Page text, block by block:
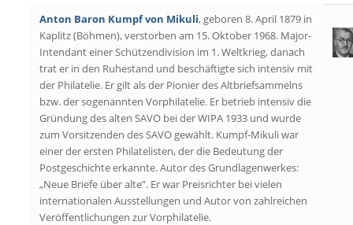
Anton Baron Kumpf von Mikuli, geboren 8. April 1879 in
Kaplitz (Böhmen), verstorben am 15. Oktober 1968. Major-
Intendant einer Schützendivision im 1. Weltkrieg, danach
trat er in den Ruhestand und beschäftigte sich intensiv mit
der Philatelie. Er gilt als der Pionier des Altbriefsammelns
bzw. der sogenannten Vorphilatelie. Er betrieb intensiv die
Gründung des alten SAVO bei der WIPA 1933 und wurde
zum Vorsitzenden des SAVO gewählt. Kumpf-Mikuli war
einer der ersten Philatelisten, der die Bedeutung der
Postgeschichte erkannte. Autor des Grundlagenwerkes:
„Neue Briefe über alte”. Er war Preisrichter bei vielen
internationalen Ausstellungen und Autor von zahlreichen
Veröffentlichungen zur Vorphilatelie.